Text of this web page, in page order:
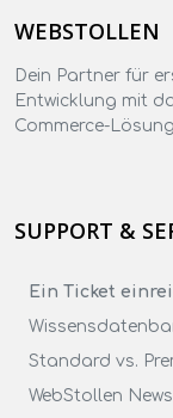
WEBSTOLLEN
Dein Partner für
Entwicklung mit
Commerce-
SUPPORT &
Ein Ticket
Standard vs.
WebStollen